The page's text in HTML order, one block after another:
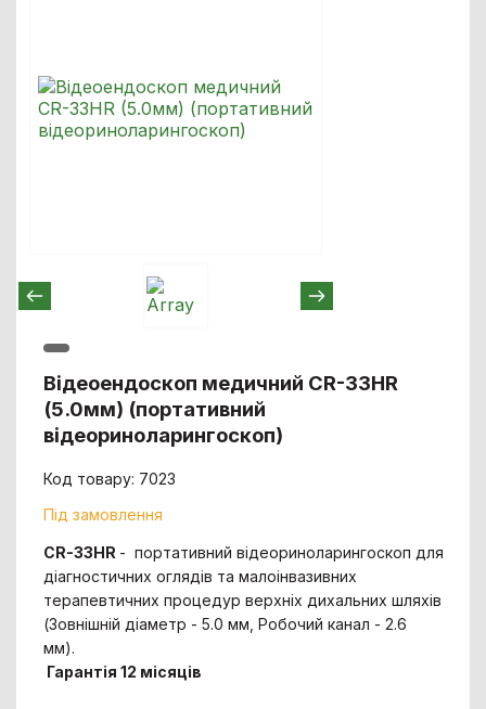
Відеоендоскоп медичний CR-33HR
(5.0мм) (портативний
відеориноларингоскоп)
Код товару: 7023
Під замовлення
CR-33HR - портативний відеориноларингоскоп для
діагностичних оглядів та малоінвазивних
терапевтичних процедур верхніх дихальних шляхів
(Зовнішній діаметр - 5.0 мм, Робочий канал - 2.6
мм).
Гарантія 12 місяців